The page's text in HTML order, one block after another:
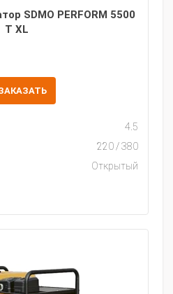
SDMO PERFORM 5500
T XL
4.5
220 / 380
Открытый